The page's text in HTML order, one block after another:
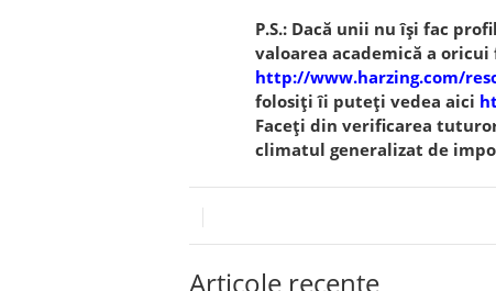
P.S.: Dacă unii nu își fac
valoarea academică a oricui
http://www.harzing.com/
folosiți îi puteți vedea aici
Faceți din verificarea
climatul generalizat de
Articole recente